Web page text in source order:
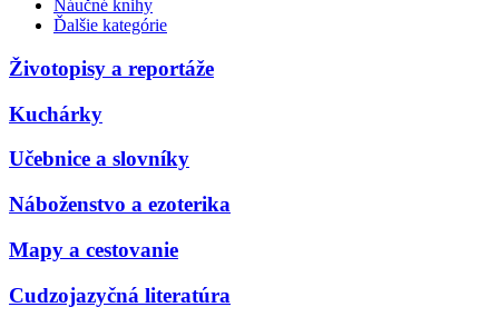
Náučné knihy
Ďalšie kategórie
Životopisy a reportáže
Kuchárky
Učebnice a slovníky
Náboženstvo a ezoterika
Mapy a cestovanie
Cudzojazyčná literatúra